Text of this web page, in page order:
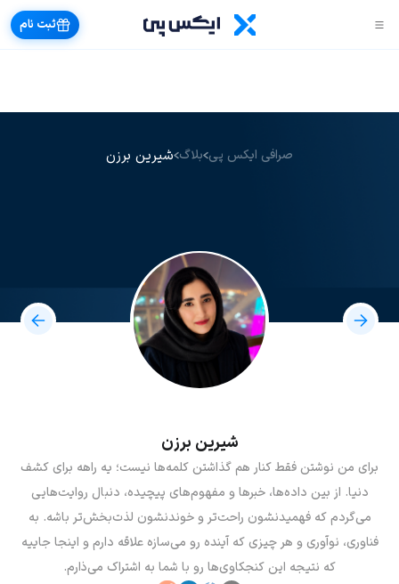
ثبت نام
صرافی ایکس پی بلاگ شیرین برزن
شیرین برزن
برای من نوشتن فقط کنار هم گذاشتن کلمه‌ها نیست؛ یه راهه برای کشف
دنیا. از بین داده‌ها، خبرها و مفهوم‌های پیچیده، دنبال روایت‌هایی
می‌گردم که فهمیدنشون راحت‌تر و خوندنشون لذت‌بخش‌تر باشه. به
فناوری، نوآوری و هر چیزی که آینده رو می‌سازه علاقه دارم و اینجا جاییه
که نتیجه این کنجکاوی‌ها رو با شما به اشتراک می‌ذارم.